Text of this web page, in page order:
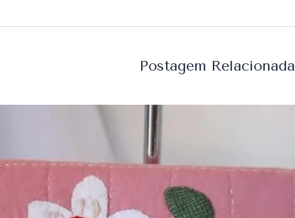
Postagem Relacionada